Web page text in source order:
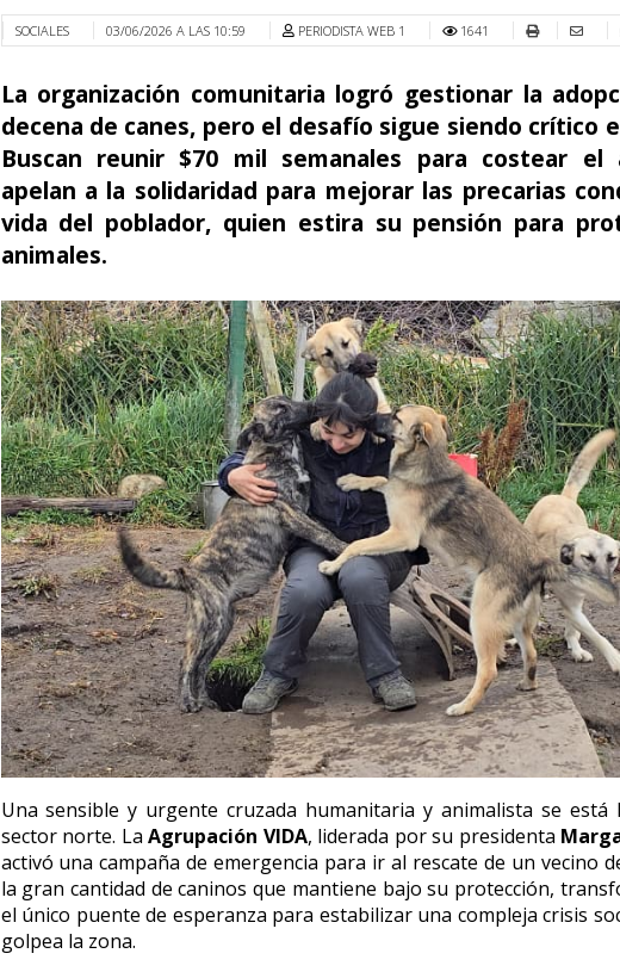
SOCIALES 03/06/2026 A LAS 10:59 PERIODISTA WEB 1 1641
La organización comunitaria logró gestionar la
decena de canes, pero el desafío sigue siendo crítico
Buscan reunir $70 mil semanales para costear el
apelan a la solidaridad para mejorar las precarias
vida del poblador, quien estira su pensión para
animales.
Una sensible y urgente cruzada humanitaria y animalista se está
sector norte. La Agrupación VIDA, liderada por su presidenta
activó una campaña de emergencia para ir al rescate de un vecino
la gran cantidad de caninos que mantiene bajo su protección,
el único puente de esperanza para estabilizar una compleja crisis
golpea la zona.